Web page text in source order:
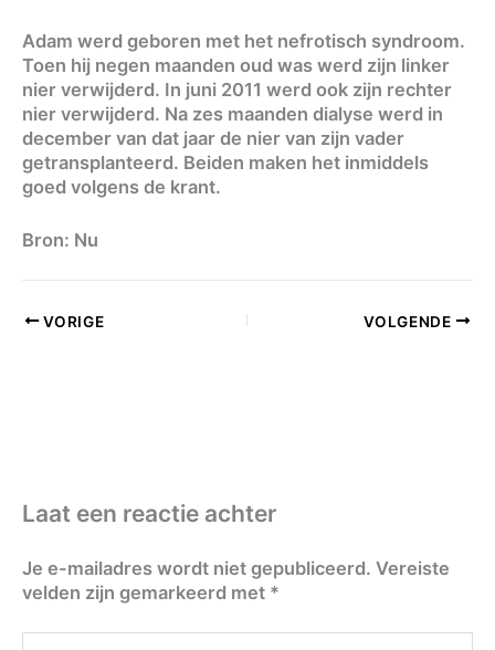
Adam werd geboren met het nefrotisch syndroom.
Toen hij negen maanden oud was werd zijn linker
nier verwijderd. In juni 2011 werd ook zijn rechter
nier verwijderd. Na zes maanden dialyse werd in
december van dat jaar de nier van zijn vader
getransplanteerd. Beiden maken het inmiddels
goed volgens de krant.
Bron: Nu
VORIGE VOLGENDE
Laat een reactie achter
Je e-mailadres wordt niet gepubliceerd. Vereiste
velden zijn gemarkeerd met *